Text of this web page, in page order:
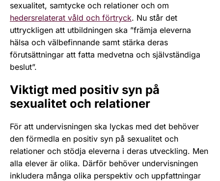
sexualitet, samtycke och relationer och om
hedersrelaterat våld och förtryck. Nu står det
uttryckligen att utbildningen ska ”främja eleverna
hälsa och välbefinnande samt stärka deras
förutsättningar att fatta medvetna och självständiga
beslut”.
Viktigt med positiv syn på
sexualitet och relationer
För att undervisningen ska lyckas med det behöver
den förmedla en positiv syn på sexualitet och
relationer och stödja eleverna i deras utveckling. Men
alla elever är olika. Därför behöver undervisningen
inkludera många olika perspektiv och uppfattningar